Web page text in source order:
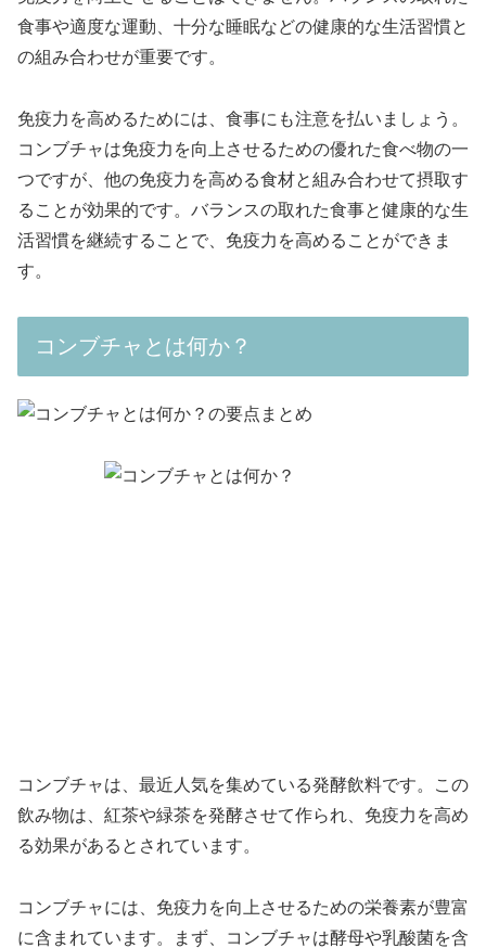
食事や適度な運動、十分な睡眠などの健康的な生活習慣と
の組み合わせが重要です。
免疫力を高めるためには、食事にも注意を払いましょう。
コンブチャは免疫力を向上させるための優れた食べ物の一
つですが、他の免疫力を高める食材と組み合わせて摂取す
ることが効果的です。バランスの取れた食事と健康的な生
活習慣を継続することで、免疫力を高めることができま
す。
コンブチャとは何か？
コンブチャは、最近人気を集めている発酵飲料です。この
飲み物は、紅茶や緑茶を発酵させて作られ、免疫力を高め
る効果があるとされています。
コンブチャには、免疫力を向上させるための栄養素が豊富
に含まれています。まず、コンブチャは酵母や乳酸菌を含